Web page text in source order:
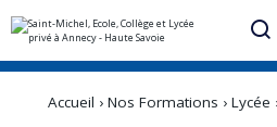
Aller
Outils
Accueil › Nos Formations › Lycée